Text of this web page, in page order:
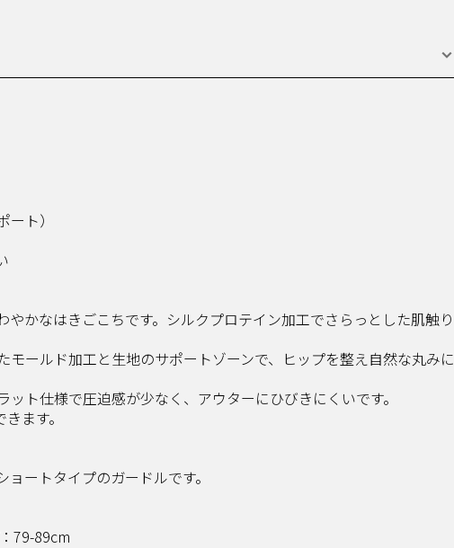
ト）​
やかなはきごこちです。​シルクプロテイン加工でさらっとした肌触り
モールド加工と生地のサポートゾーンで、ヒップを整え自然な丸みに
ト仕様で圧迫感が少なく、アウターにひびきにくいです。​
ます。​
ートタイプのガードルです。
79-89cm